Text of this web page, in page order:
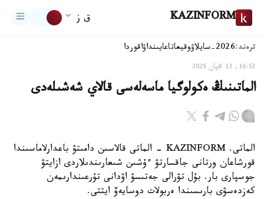
KAZINFORM ق ز
ترەند:2026-سايلاۋ وقيعاتاعايىنداۋاقوردا
16:53, 13 اقپان 2025
الماتىنىڭ ەكولوگيا ماسەلەسى قالاي شەشىلەدى
الماتى. KAZINFORM - الماتى قالاسىن دامىتۋ باعدارلاماسىندا
قورشاعان ورتانى جاقسارتۋ ءۇشىن شىعارىندىلاردى ازايتۋ
جوسپارى بار. بۇل تۋرالى جەتىسۋ اۋدانى تۇرعىندارىمەن
كەزدەسۋى بارىسىندا ەربولات دوسايەۆ ايتتى.